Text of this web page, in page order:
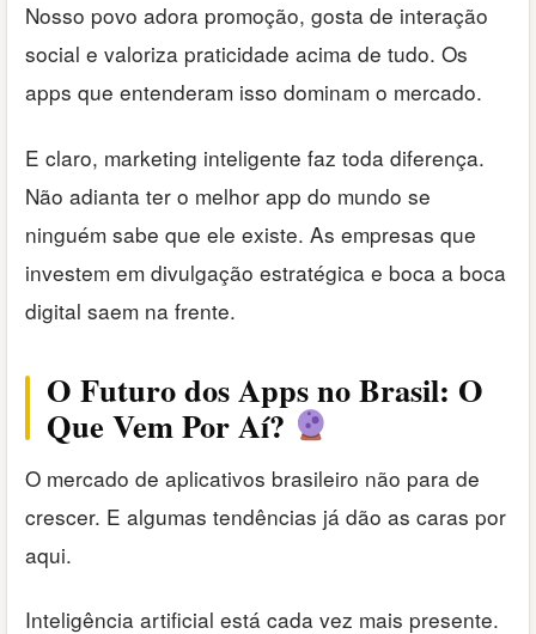
Nosso povo adora promoção, gosta de interação
social e valoriza praticidade acima de tudo. Os
apps que entenderam isso dominam o mercado.
E claro, marketing inteligente faz toda diferença.
Não adianta ter o melhor app do mundo se
ninguém sabe que ele existe. As empresas que
investem em divulgação estratégica e boca a boca
digital saem na frente.
O Futuro dos Apps no Brasil: O
Que Vem Por Aí?
O mercado de aplicativos brasileiro não para de
crescer. E algumas tendências já dão as caras por
aqui.
Inteligência artificial está cada vez mais presente.